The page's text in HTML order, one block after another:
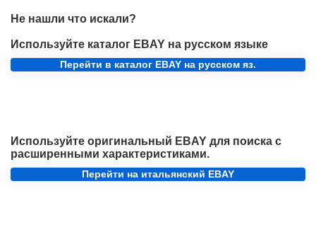
Не нашли что искали?
Используйте каталог EBAY на русском языке
Перейти в каталог EBAY на русском яз.
Используйте оригинальный EBAY для поиска с
расширенными характеристиками.
Перейти на итальянский EBAY